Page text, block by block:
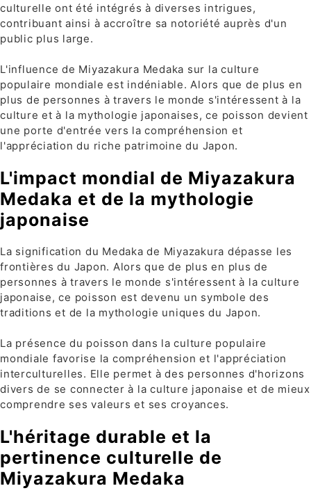
culturelle ont été intégrés à diverses intrigues,
contribuant ainsi à accroître sa notoriété auprès d'un
public plus large.
L'influence de Miyazakura Medaka sur la culture
populaire mondiale est indéniable. Alors que de plus en
plus de personnes à travers le monde s'intéressent à la
culture et à la mythologie japonaises, ce poisson devient
une porte d'entrée vers la compréhension et
l'appréciation du riche patrimoine du Japon.
L'impact mondial de Miyazakura
Medaka et de la mythologie
japonaise
La signification du Medaka de Miyazakura dépasse les
frontières du Japon. Alors que de plus en plus de
personnes à travers le monde s'intéressent à la culture
japonaise, ce poisson est devenu un symbole des
traditions et de la mythologie uniques du Japon.
La présence du poisson dans la culture populaire
mondiale favorise la compréhension et l'appréciation
interculturelles. Elle permet à des personnes d'horizons
divers de se connecter à la culture japonaise et de mieux
comprendre ses valeurs et ses croyances.
L'héritage durable et la
pertinence culturelle de
Miyazakura Medaka